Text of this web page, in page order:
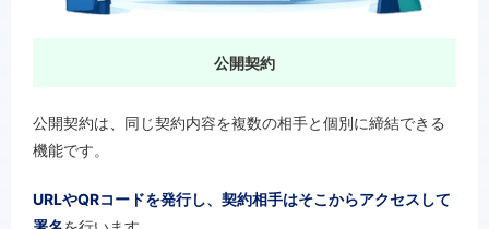
公開契約
公開契約は、同じ契約内容を複数の相手と個別に締結できる
機能です。
URLやQRコードを発行し、契約相手はそこからアクセスして